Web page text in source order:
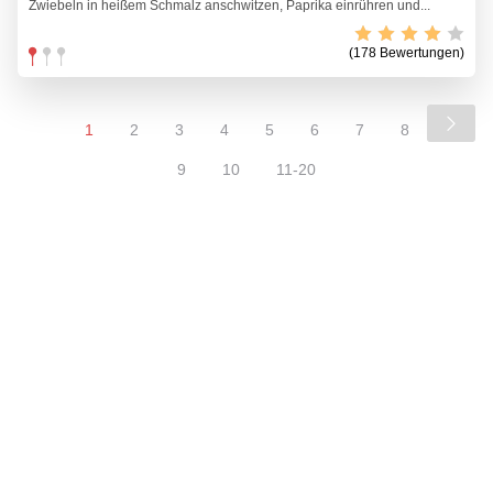
Zwiebeln in heißem Schmalz anschwitzen, Paprika einrühren und...
(178 Bewertungen)
1 2 3 4 5 6 7 8
9 10 11-20